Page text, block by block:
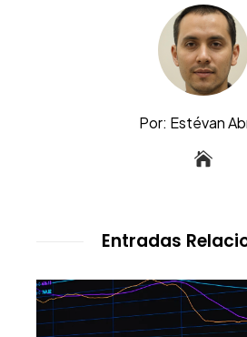
Por: Estévan
Entradas